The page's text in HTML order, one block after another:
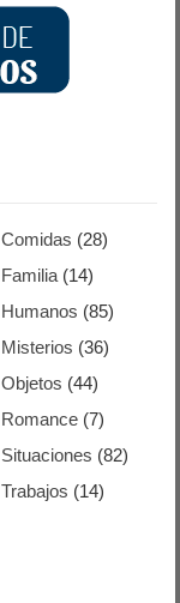
Comidas (28)
Familia(14)
Humanos (85)
Misterios (36)
Objetos (44)
Romance(7)
Situaciones (82)
Trabajos (14)